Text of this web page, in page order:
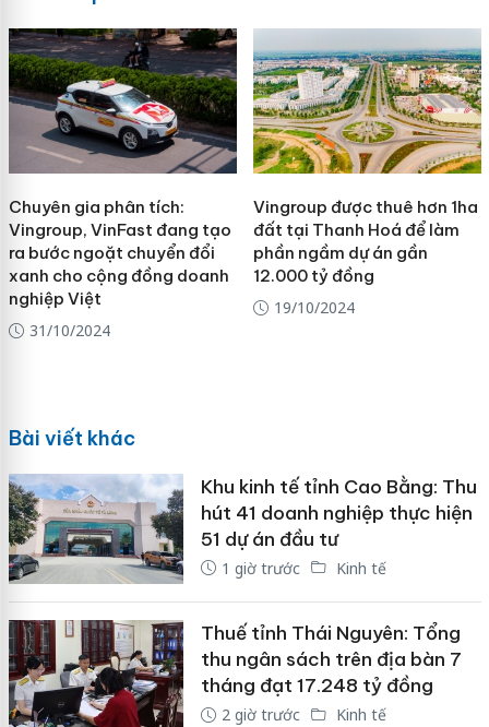
Chuyên gia phân tích:
Vingroup, VinFast đang tạo
ra bước ngoặt chuyển đổi
xanh cho cộng đồng doanh
nghiệp Việt
31/10/2024
Vingroup được thuê hơn 1ha
đất tại Thanh Hoá để làm
phần ngầm dự án gần
12.000 tỷ đồng
19/10/2024
Bài viết khác
Khu kinh tế tỉnh Cao Bằng: Thu
hút 41 doanh nghiệp thực hiện
51 dự án đầu tư
1 giờ trước Kinh tế
Thuế tỉnh Thái Nguyên: Tổng
thu ngân sách trên địa bàn 7
tháng đạt 17.248 tỷ đồng
2 giờ trước Kinh tế